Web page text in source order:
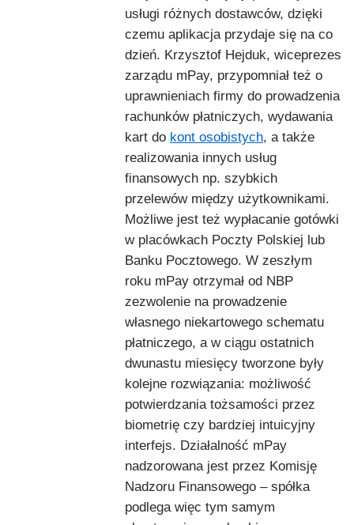
usługi różnych dostawców, dzięki
czemu aplikacja przydaje się na co
dzień. Krzysztof Hejduk, wiceprezes
zarządu mPay, przypomniał też o
uprawnieniach firmy do prowadzenia
rachunków płatniczych, wydawania
kart do kont osobistych, a także
realizowania innych usług
finansowych np. szybkich
przelewów między użytkownikami.
Możliwe jest też wypłacanie gotówki
w placówkach Poczty Polskiej lub
Banku Pocztowego. W zeszłym
roku mPay otrzymał od NBP
zezwolenie na prowadzenie
własnego niekartowego schematu
płatniczego, a w ciągu ostatnich
dwunastu miesięcy tworzone były
kolejne rozwiązania: możliwość
potwierdzania tożsamości przez
biometrię czy bardziej intuicyjny
interfejs. Działalność mPay
nadzorowana jest przez Komisję
Nadzoru Finansowego – spółka
podlega więc tym samym